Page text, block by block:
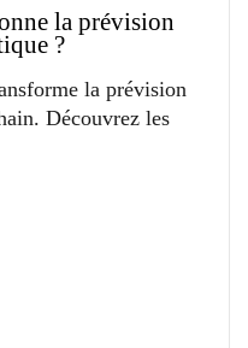
la prévision
?
la prévision
Découvrez les